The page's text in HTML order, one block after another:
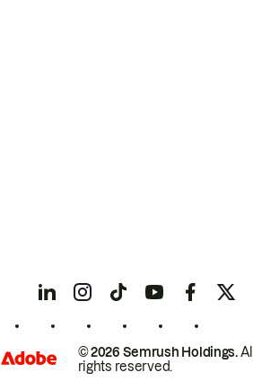
© 2026 Semrush Holdings.All
rights reserved.